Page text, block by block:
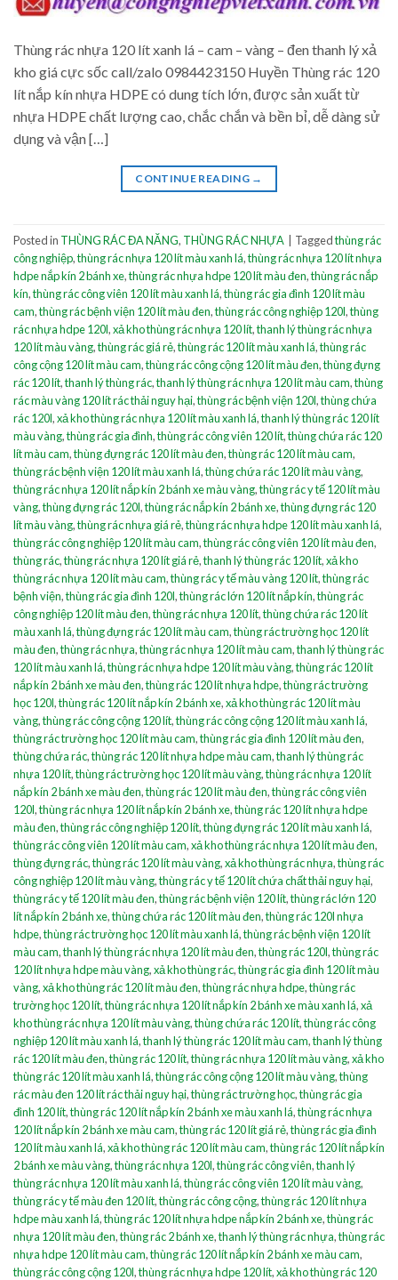
Thùng rác nhựa 120 lít xanh lá – cam – vàng – đen thanh lý xả
kho giá cực sốc call/zalo 0984423150 Huyền Thùng rác 120
lít nắp kín nhựa HDPE có dung tích lớn, được sản xuất từ
nhựa HDPE chất lượng cao, chắc chắn và bền bỉ, dễ dàng sử
dụng và vận […]
CONTINUE READING →
Posted in THÙNG RÁC ĐA NĂNG, THÙNG RÁC NHỰA Taggedthùng rác
công nghiệp,thùng rác nhựa 120 lít màu xanh lá,thùng rác nhựa 120 lít nhựa
hdpe nắp kín 2 bánh xe,thùng rác nhựa hdpe 120 lít màu đen,thùng rác nắp
kín,thùng rác công viên 120 lít màu xanh lá,thùng rác gia đình 120 lít màu
cam,thùng rác bệnh viện 120 lít màu đen,thùng rác công nghiệp 120l,thùng
rác nhựa hdpe 120l,xả kho thùng rác nhựa 120 lít,thanh lý thùng rác nhựa
120 lít màu vàng,thùng rác giá rẻ,thùng rác 120 lít màu xanh lá,thùng rác
công cộng 120 lít màu cam,thùng rác công cộng 120 lít màu đen,thùng đựng
rác 120 lít,thanh lý thùng rác,thanh lý thùng rác nhựa 120 lít màu cam,thùng
rác màu vàng 120 lít rác thải nguy hại,thùng rác bệnh viện 120l,thùng chứa
rác 120l,xả kho thùng rác nhựa 120 lít màu xanh lá,thanh lý thùng rác 120 lít
màu vàng,thùng rác gia đình,thùng rác công viên 120 lít,thùng chứa rác 120
lít màu cam,thùng đựng rác 120 lít màu đen,thùng rác 120 lít màu cam,
thùng rác bệnh viện 120 lít màu xanh lá,thùng chứa rác 120 lít màu vàng,
thùng rác nhựa 120 lít nắp kín 2 bánh xe màu vàng,thùng rác y tế 120 lít màu
vàng,thùng đựng rác 120l,thùng rác nắp kín 2 bánh xe,thùng đựng rác 120
lít màu vàng,thùng rác nhựa giá rẻ,thùng rác nhựa hdpe 120 lít màu xanh lá,
thùng rác công nghiệp 120 lít màu cam,thùng rác công viên 120 lít màu đen,
thùng rác,thùng rác nhựa 120 lít giá rẻ,thanh lý thùng rác 120 lít,xả kho
thùng rác nhựa 120 lít màu cam,thùng rác y tế màu vàng 120 lít,thùng rác
bệnh viện,thùng rác gia đình 120l,thùng rác lớn 120 lít nắp kín,thùng rác
công nghiệp 120 lít màu đen,thùng rác nhựa 120 lít,thùng chứa rác 120 lít
màu xanh lá,thùng đựng rác 120 lít màu cam,thùng rác trường học 120 lít
màu đen,thùng rác nhựa,thùng rác nhựa 120 lít màu cam,thanh lý thùng rác
120 lít màu xanh lá,thùng rác nhựa hdpe 120 lít màu vàng,thùng rác 120 lít
nắp kín 2 bánh xe màu đen,thùng rác 120 lít nhựa hdpe,thùng rác trường
học 120l,thùng rác 120 lít nắp kín 2 bánh xe,xả kho thùng rác 120 lít màu
vàng,thùng rác công cộng 120 lít,thùng rác công cộng 120 lít màu xanh lá,
thùng rác trường học 120 lít màu cam,thùng rác gia đình 120 lít màu đen,
thùng chứa rác,thùng rác 120 lít nhựa hdpe màu cam,thanh lý thùng rác
nhựa 120 lít,thùng rác trường học 120 lít màu vàng,thùng rác nhựa 120 lít
nắp kín 2 bánh xe màu đen,thùng rác 120 lít màu đen,thùng rác công viên
120l,thùng rác nhựa 120 lít nắp kín 2 bánh xe,thùng rác 120 lít nhựa hdpe
màu đen,thùng rác công nghiệp 120 lít,thùng đựng rác 120 lít màu xanh lá,
thùng rác công viên 120 lít màu cam,xả kho thùng rác nhựa 120 lít màu đen,
thùng đựng rác,thùng rác 120 lít màu vàng,xả kho thùng rác nhựa,thùng rác
công nghiệp 120 lít màu vàng,thùng rác y tế 120 lít chứa chất thải nguy hại,
thùng rác y tế 120 lít màu đen,thùng rác bệnh viện 120 lít,thùng rác lớn 120
lít nắp kín 2 bánh xe,thùng chứa rác 120 lít màu đen,thùng rác 120l nhựa
hdpe,thùng rác trường học 120 lít màu xanh lá,thùng rác bệnh viện 120 lít
màu cam,thanh lý thùng rác nhựa 120 lít màu đen,thùng rác 120l,thùng rác
120 lít nhựa hdpe màu vàng,xả kho thùng rác,thùng rác gia đình 120 lít màu
vàng,xả kho thùng rác 120 lít màu đen,thùng rác nhựa hdpe,thùng rác
trường học 120 lít,thùng rác nhựa 120 lít nắp kín 2 bánh xe màu xanh lá,xả
kho thùng rác nhựa 120 lít màu vàng,thùng chứa rác 120 lít,thùng rác công
nghiệp 120 lít màu xanh lá,thanh lý thùng rác 120 lít màu cam,thanh lý thùng
rác 120 lít màu đen,thùng rác 120 lít,thùng rác nhựa 120 lít màu vàng,xả kho
thùng rác 120 lít màu xanh lá,thùng rác công cộng 120 lít màu vàng,thùng
rác màu đen 120 lít rác thải nguy hại,thùng rác trường học,thùng rác gia
đình 120 lít,thùng rác 120 lít nắp kín 2 bánh xe màu xanh lá,thùng rác nhựa
120 lít nắp kín 2 bánh xe màu cam,thùng rác 120 lít giá rẻ,thùng rác gia đình
120 lít màu xanh lá,xả kho thùng rác 120 lít màu cam,thùng rác 120 lít nắp kín
2 bánh xe màu vàng,thùng rác nhựa 120l,thùng rác công viên,thanh lý
thùng rác nhựa 120 lít màu xanh lá,thùng rác công viên 120 lít màu vàng,
thùng rác y tế màu đen 120 lít,thùng rác công cộng,thùng rác 120 lít nhựa
hdpe màu xanh lá,thùng rác 120 lít nhựa hdpe nắp kín 2 bánh xe,thùng rác
nhựa 120 lít màu đen,thùng rác 2 bánh xe,thanh lý thùng rác nhựa,thùng rác
nhựa hdpe 120 lít màu cam,thùng rác 120 lít nắp kín 2 bánh xe màu cam,
thùng rác công cộng 120l,thùng rác nhựa hdpe 120 lít,xả kho thùng rác 120